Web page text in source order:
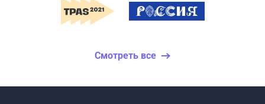
Смотреть все